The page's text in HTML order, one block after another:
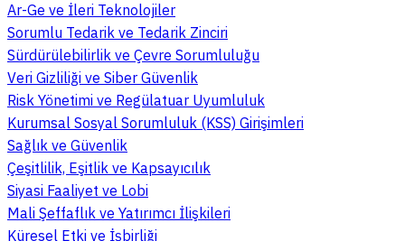
Ar-Ge ve İleri Teknolojiler
Sorumlu Tedarik ve Tedarik Zinciri
Sürdürülebilirlik ve Çevre Sorumluluğu
Veri Gizliliği ve Siber Güvenlik
Risk Yönetimi ve Regülatuar Uyumluluk
Kurumsal Sosyal Sorumluluk (KSS) Girişimleri
Sağlık ve Güvenlik
Çeşitlilik, Eşitlik ve Kapsayıcılık
Siyasi Faaliyet ve Lobi
Mali Şeffaflık ve Yatırımcı İlişkileri
Küresel Etki ve İşbirliği